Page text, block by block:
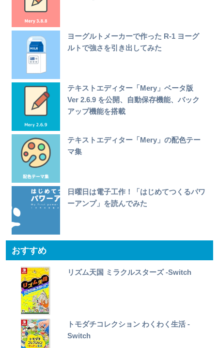
ヨーグルトメーカーで作った R-1 ヨーグ
ルトで強さを引き出してみた
テキストエディター「Mery」ベータ版
Ver 2.6.9 を公開、自動保存機能、バック
アップ機能を搭載
テキストエディター「Mery」の配色テー
マ集
日曜日は電子工作！「はじめてつくるパワ
ーアンプ」を読んでみた
おすすめ
リズム天国 ミラクルスターズ -Switch
トモダチコレクション わくわく生活 -
Switch